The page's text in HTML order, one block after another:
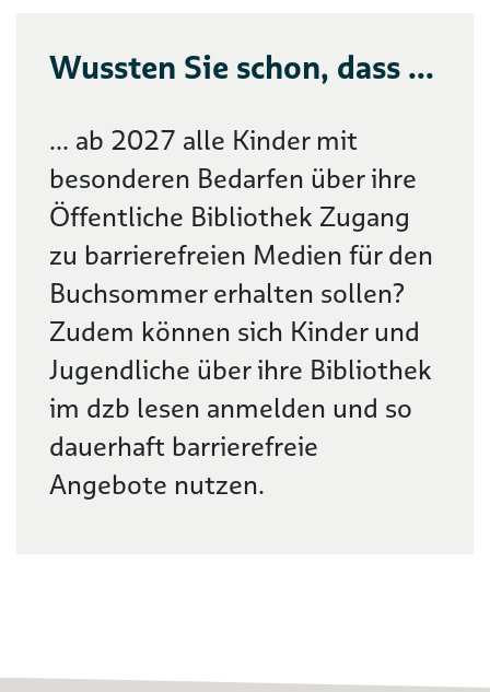
Wussten Sie schon, dass ...
... ab 2027 alle Kinder mit
besonderen Bedarfen über ihre
Öffentliche Bibliothek Zugang
zu barrierefreien Medien für den
Buchsommer erhalten sollen?
Zudem können sich Kinder und
Jugendliche über ihre Bibliothek
im dzb lesen anmelden und so
dauerhaft barrierefreie
Angebote nutzen.